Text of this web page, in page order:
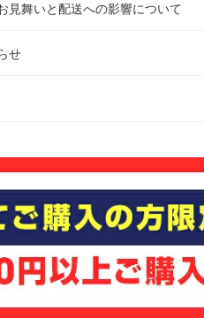
見舞いと配送への影響について
せ